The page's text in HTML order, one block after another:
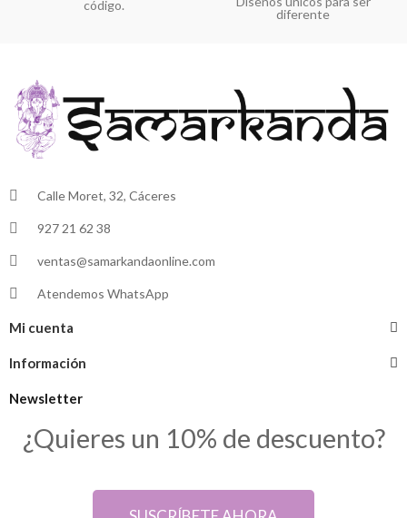
código.
diferente
Calle Moret, 32, Cáceres
927 21 62 38
ventas@samarkandaonline.com
Atendemos WhatsApp
Mi cuenta
Información
Newsletter
¿Quieres un 10% de descuento?